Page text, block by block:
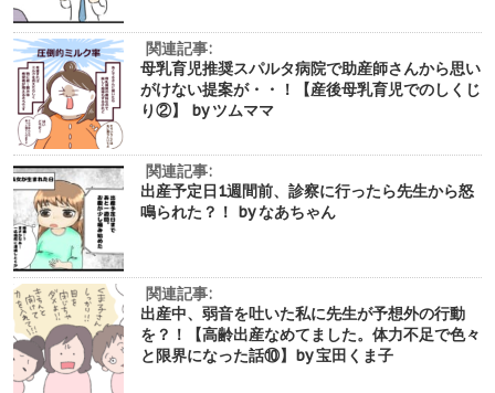
関連記事:
母乳育児推奨スパルタ病院で助産師さんから思い
がけない提案が・・！【産後母乳育児でのしくじ
り②】 by ツムママ
関連記事:
出産予定日1週間前、診察に行ったら先生から怒
鳴られた？！ by なあちゃん
関連記事:
出産中、弱音を吐いた私に先生が予想外の行動
を？！【高齢出産なめてました。体力不足で色々
と限界になった話⑩】by 宝田くま子